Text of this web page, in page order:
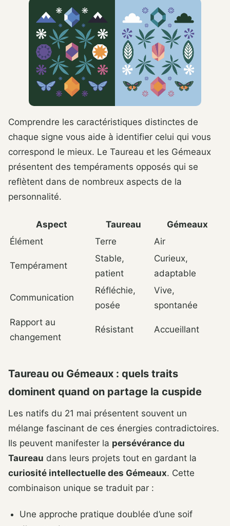
Comprendre les caractéristiques distinctes de
chaque signe vous aide à identifier celui qui vous
correspond le mieux. Le Taureau et les Gémeaux
présentent des tempéraments opposés qui se
reflètent dans de nombreux aspects de la
personnalité.
Aspect Taureau
Gémeaux
Élément
Terre Air
Tempérament
Stable,
patient
Curieux,
adaptable
Communication
Réfléchie,
posée
Vive,
spontanée
Rapport au
changement
Résistant Accueillant
Taureau ou Gémeaux : quels traits
dominent quand on partage la cuspide
Les natifs du 21 mai présentent souvent un
mélange fascinant de ces énergies contradictoires.
Ils peuvent manifester la persévérance du
Taureau dans leurs projets tout en gardant la
curiosité intellectuelle des Gémeaux. Cette
combinaison unique se traduit par :
Une approche pratique doublée d’une soif